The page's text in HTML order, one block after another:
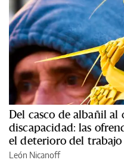
Del casco de albañil
discapacidad: las
el deterioro del trabajo
León Nicanoff